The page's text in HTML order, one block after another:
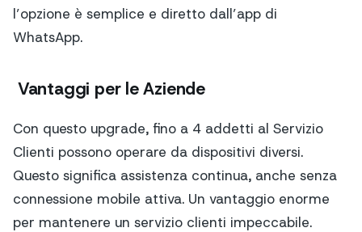
l’opzione è semplice e diretto dall’app di
WhatsApp.
Vantaggi per le Aziende
Con questo upgrade, fino a 4 addetti al Servizio
Clienti possono operare da dispositivi diversi.
Questo significa assistenza continua, anche senza
connessione mobile attiva. Un vantaggio enorme
per mantenere un servizio clienti impeccabile.